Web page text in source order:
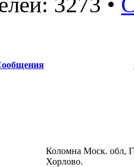
Коломна Моск. обл,
Хорлово.